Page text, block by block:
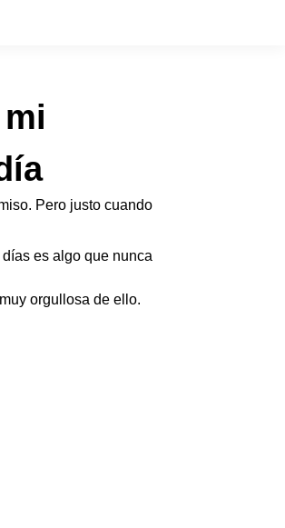
Pero justo cuando
es algo que nunca
orgullosa de ello.